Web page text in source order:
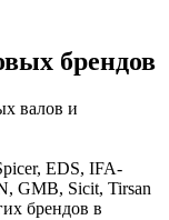
брендов
валов и
EDS, IFA-
GMB, Sicit, Tirsan
брендов в